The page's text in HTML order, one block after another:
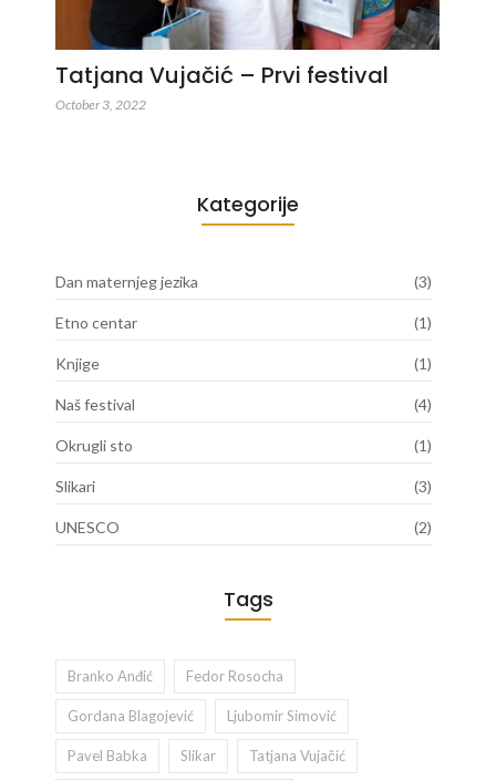
Tatjana Vujačić – Prvi festival
October 3, 2022
Kategorije
Dan maternjeg jezika (3)
Etno centar (1)
Knjige (1)
Naš festival (4)
Okrugli sto (1)
Slikari (3)
UNESCO (2)
Tags
Branko Anđić Fedor Rosocha
Gordana Blagojević Ljubomir Simović
Pavel Babka Slikar Tatjana Vujačić